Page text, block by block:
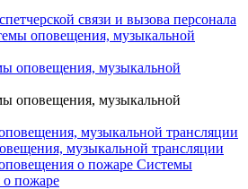
связи и вызова персонала
оповещения, музыкальной
оповещения, музыкальной
музыкальной трансляции
Системы
пожаре